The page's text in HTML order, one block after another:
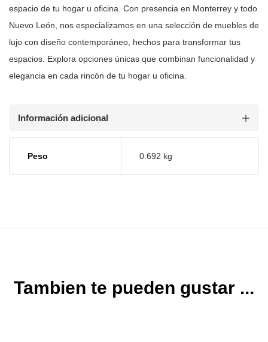
espacio de tu hogar u oficina. Con presencia en Monterrey y todo
Nuevo León, nos especializamos en una selección de muebles de
lujo con diseño contemporáneo, hechos para transformar tus
espacios. Explora opciones únicas que combinan funcionalidad y
elegancia en cada rincón de tu hogar u oficina.
Información adicional
Peso 0.692 kg
Tambien te pueden gustar ...